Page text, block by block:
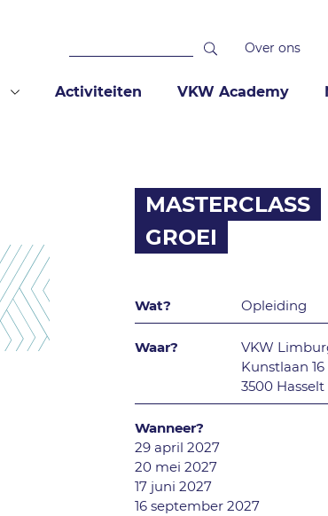
Over ons
Activiteiten VKW Academy
MASTERCLASS
GROEI
Wat? Opleiding
Waar?
VKW
Kunstlaan 16
3500 Hasselt
Wanneer?
29 april 2027
20 mei 2027
17 juni 2027
16 september 2027